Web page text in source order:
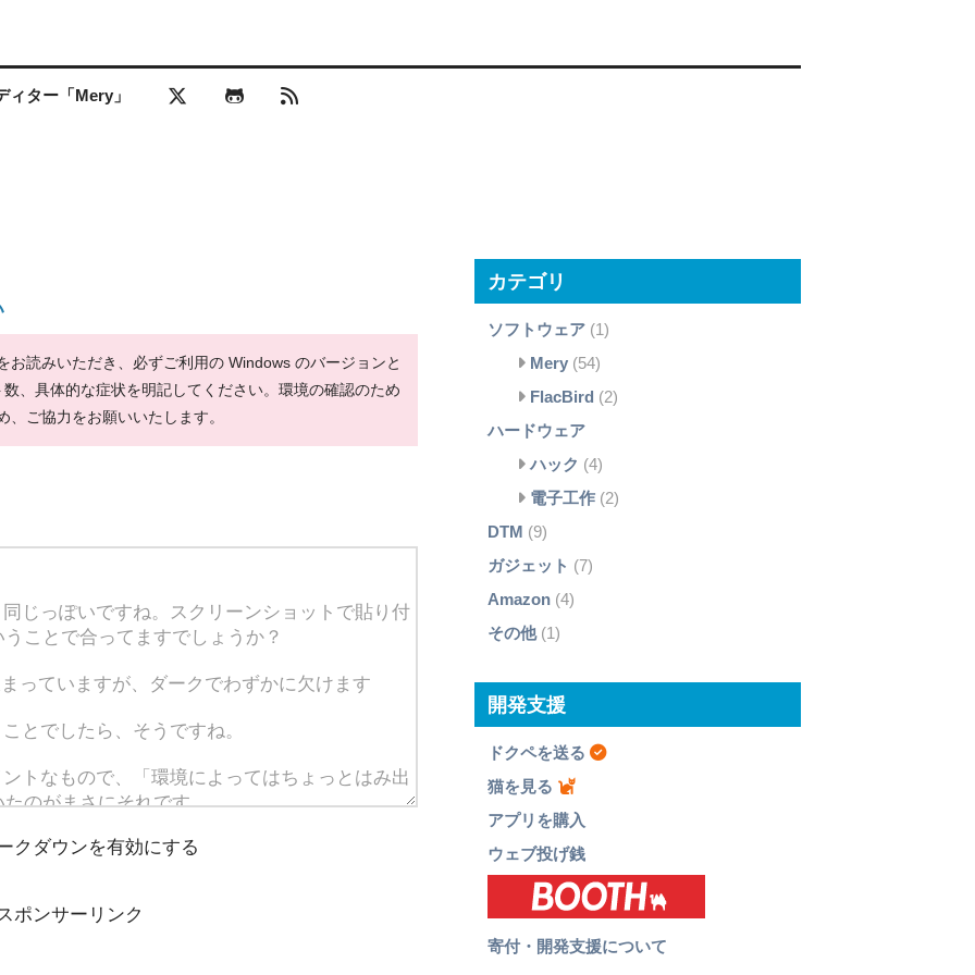
ィター「Mery」
お読みいただき、必ずご利用の Windows のバージョンと
、具体的な症状を明記してください。環境の確認のため
ご協力をお願いいたします。
クダウンを有効にする
ポンサーリンク
カテゴリ
ソフトウェア(1)
Mery (54)
FlacBird (2)
ハードウェア
ハック (4)
電子工作 (2)
DTM (9)
ガジェット (7)
Amazon(4)
その他(1)
開発支援
ドクペを送る
猫を見る
アプリを購入
ウェブ投げ銭
寄付・開発支援について